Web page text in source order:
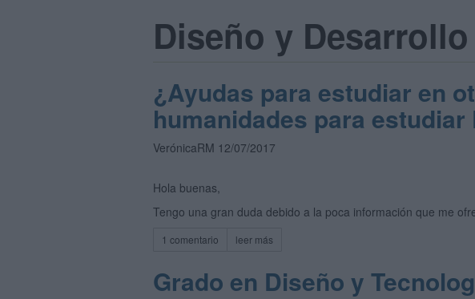
Diseño y
¿Ayudas para estudiar en
humanidades para
VerónicaRM 12/07/2017
Hola buenas,
Tengo una gran duda debido a la poca información que me
1 comentario leer más
Grado en Diseño y